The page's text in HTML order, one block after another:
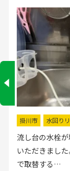
掛川市 水回り
流し台の水栓
いただきまし
で取替する…